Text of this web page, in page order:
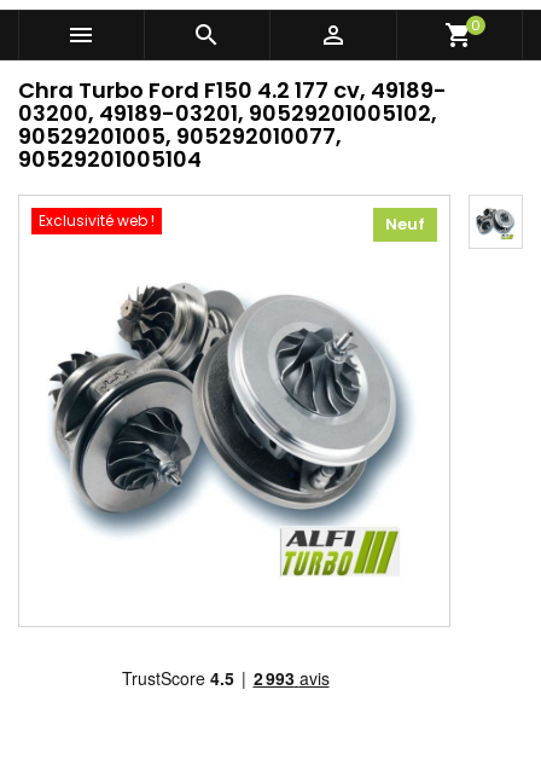
   shopping_cart0
Chra Turbo Ford F150 4.2 177 cv, 49189-
03200, 49189-03201, 90529201005102,
90529201005, 905292010077,
90529201005104
Exclusivité web ! Neuf